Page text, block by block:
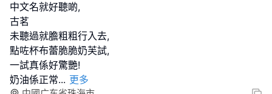
中文名就好聽啲,
古茗
未聽過就膽粗粗行入去,
點咗杯布蕾脆脆奶芙試,
一試真係好驚艷!
奶油係正常... 更多